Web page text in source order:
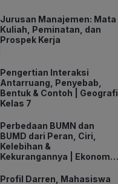
Jurusan Manajemen: Mata
Kuliah, Peminatan, dan
Prospek Kerja
Pengertian Interaksi
Antarruang, Penyebab,
Bentuk & Contoh | Geografi
Kelas 7
Perbedaan BUMN dan
BUMD dari Peran, Ciri,
Kelebihan &
Kekurangannya | Ekonomi
Profil Darren, Mahasiswa